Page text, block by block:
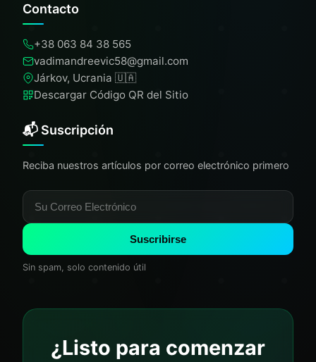
Contacto
+38 063 84 38 565
vadimandreevic58@gmail.com
Járkov, Ucrania 🇺🇦
Descargar Código QR del Sitio
📬 Suscripción
Reciba nuestros artículos por correo electrónico primero
Suscribirse
Sin spam, solo contenido útil
¿Listo para comenzar